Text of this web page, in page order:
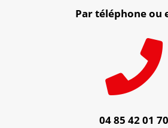
Par téléphone ou

04 85 42 01 70